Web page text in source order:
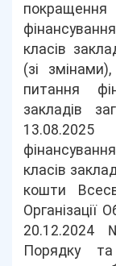
покращення
класів
(зі
питання
закладів
класів
кошти
Організації
Порядку